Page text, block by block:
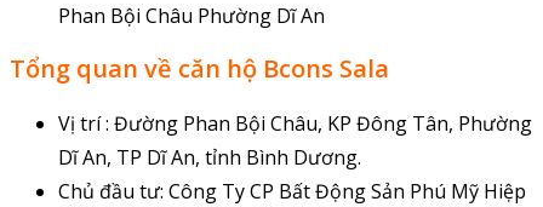
Phan Bội Châu Phường Dĩ An
Tổng quan về căn hộ Bcons Sala
Vị trí : Đường Phan Bội Châu, KP Đông Tân, Phường
Dĩ An, TP Dĩ An, tỉnh Bình Dương.
Chủ đầu tư: Công Ty CP Bất Động Sản Phú Mỹ Hiệp